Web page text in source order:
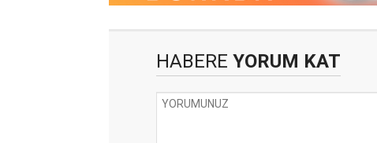
HABERE YORUM KAT